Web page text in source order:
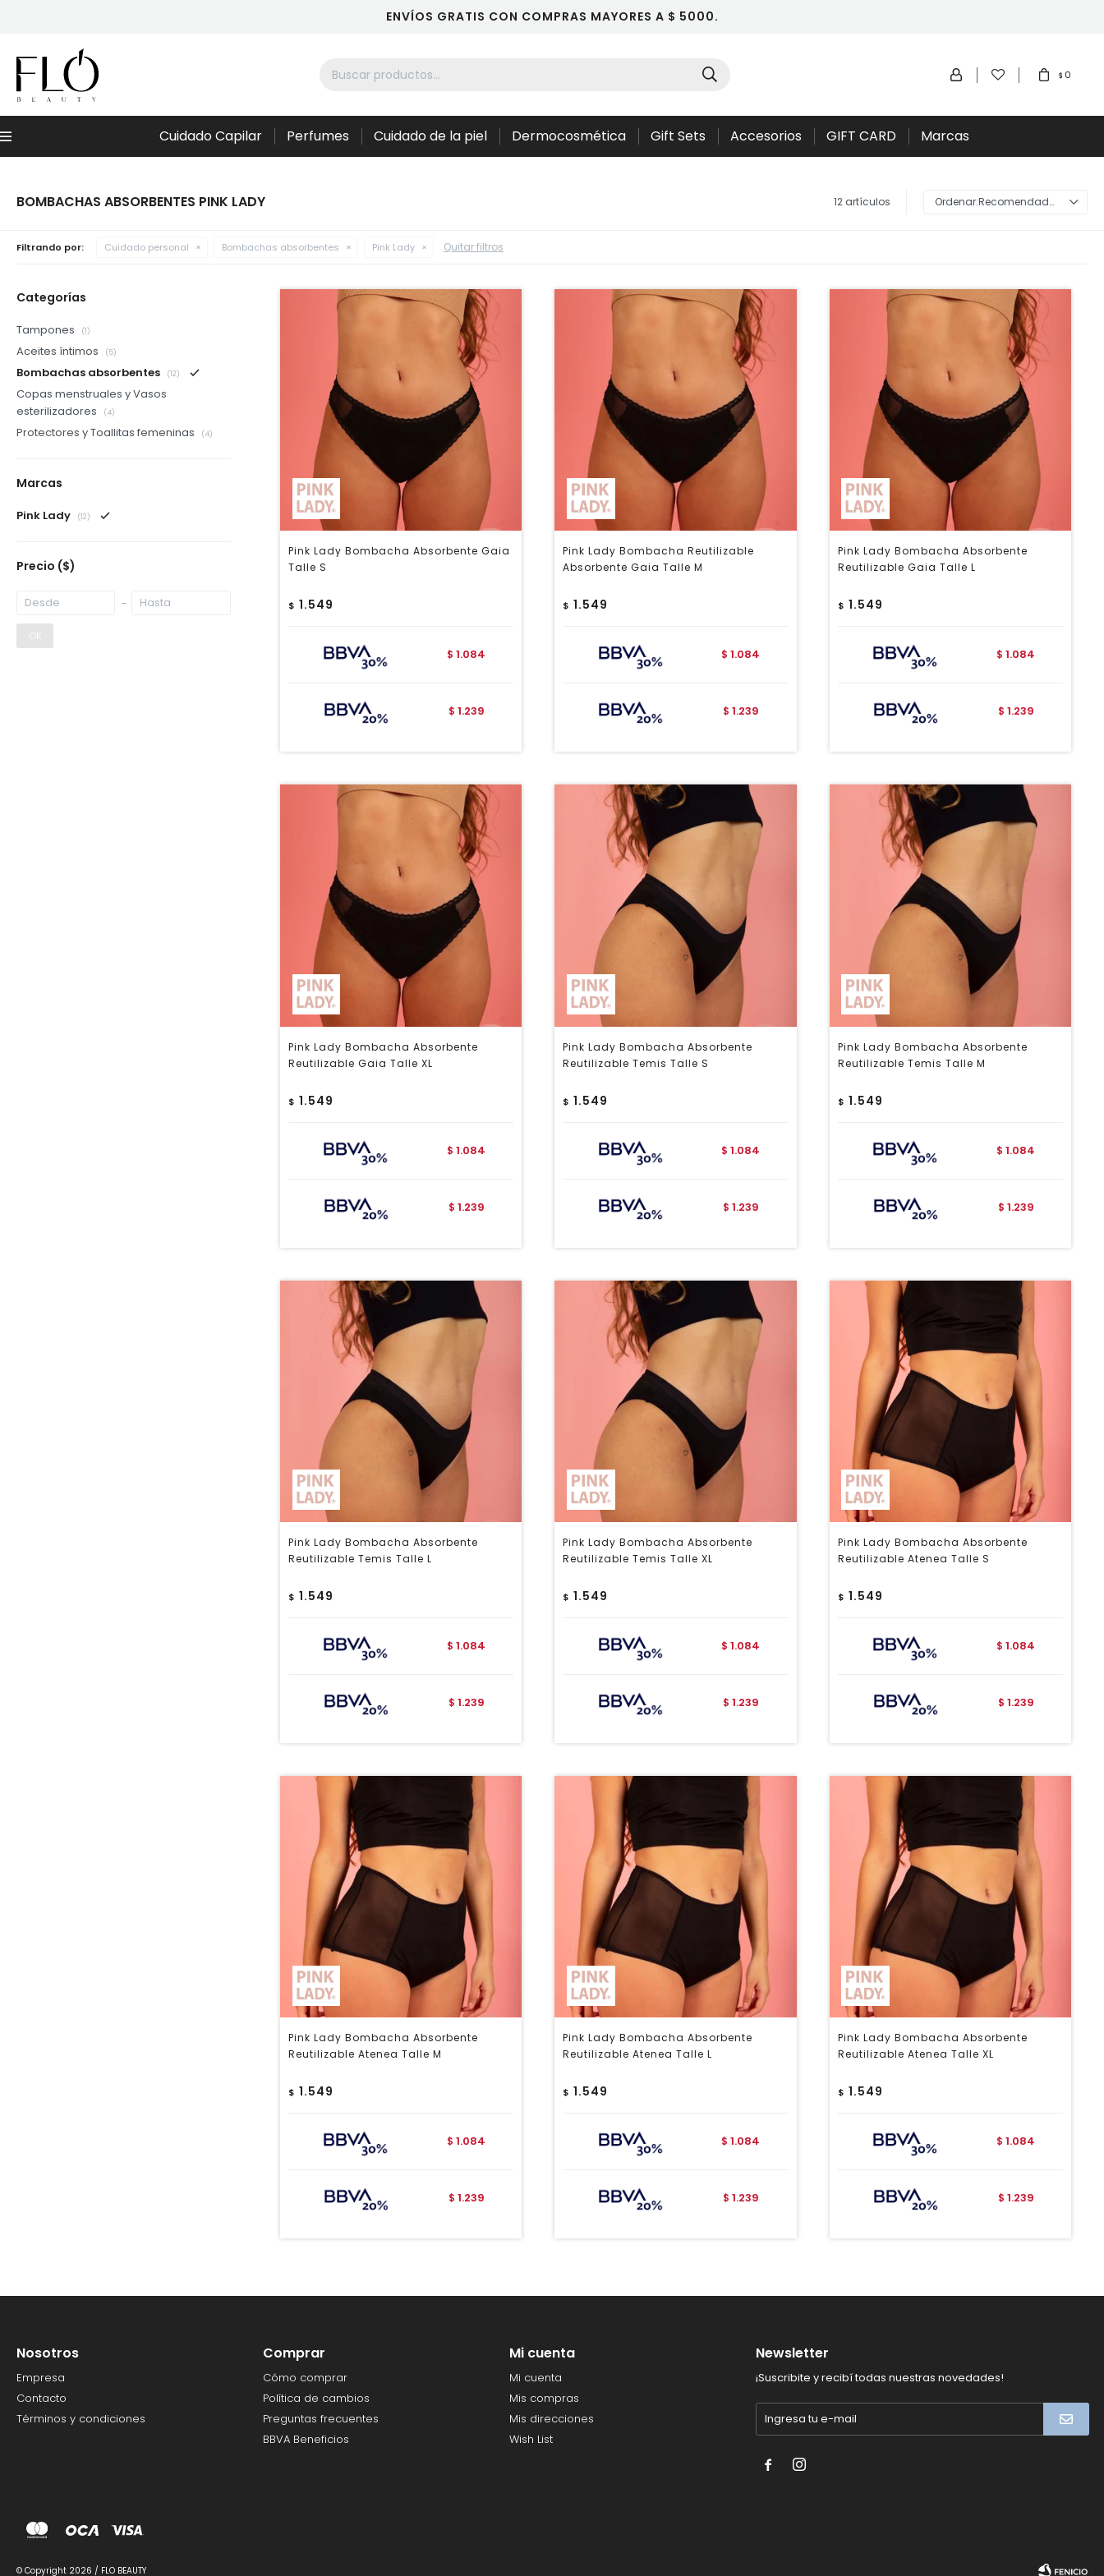
ENVÍOS GRATIS CON COMPRAS MAYORES A $ 5000.
Menú Cuidado Capilar Perfumes Cuidado de la piel Dermocosmética Gift Sets Accesorios GIFT CARD Marcas
$ 0
BOMBACHAS ABSORBENTES PINK LADY 12 artículos Recomendados
Filtrando por: Cuidado personal Bombachas absorbentes Pink Lady Quitar filtros
Pink Lady Bombacha Absorbente Gaia
Talle S
$ 1.549
$ 1.084
$ 1.239
Pink Lady Bombacha Reutilizable
Absorbente Gaia Talle M
$ 1.549
$ 1.084
$ 1.239
Pink Lady Bombacha Absorbente
Reutilizable Gaia Talle L
$ 1.549
$ 1.084
$ 1.239
Pink Lady Bombacha Absorbente
Reutilizable Gaia Talle XL
$ 1.549
$ 1.084
$ 1.239
Pink Lady Bombacha Absorbente
Reutilizable Temis Talle S
$ 1.549
$ 1.084
$ 1.239
Pink Lady Bombacha Absorbente
Reutilizable Temis Talle M
$ 1.549
$ 1.084
$ 1.239
Pink Lady Bombacha Absorbente
Reutilizable Temis Talle L
$ 1.549
$ 1.084
$ 1.239
Pink Lady Bombacha Absorbente
Reutilizable Temis Talle XL
$ 1.549
$ 1.084
$ 1.239
Pink Lady Bombacha Absorbente
Reutilizable Atenea Talle S
$ 1.549
$ 1.084
$ 1.239
Pink Lady Bombacha Absorbente
Reutilizable Atenea Talle M
$ 1.549
$ 1.084
$ 1.239
Pink Lady Bombacha Absorbente
Reutilizable Atenea Talle L
$ 1.549
$ 1.084
$ 1.239
Pink Lady Bombacha Absorbente
Reutilizable Atenea Talle XL
$ 1.549
$ 1.084
$ 1.239
Categorías
Tampones (1)
Aceites íntimos (5)
Bombachas absorbentes (12)
Copas menstruales y Vasos
esterilizadores
(4)
Protectores y Toallitas femeninas (4)
Marcas
Pink Lady (12)
Precio ($)
OK
Nosotros
Empresa
Contacto
Términos y condiciones
Comprar
Cómo comprar
Política de cambios
Preguntas frecuentes
BBVA Beneficios
Mi cuenta
Mi cuenta
Mis compras
Mis direcciones
Wish List
Newsletter
¡Suscribite y recibí todas nuestras novedades!
 
© Copyright 2026 / FLO BEAUTY